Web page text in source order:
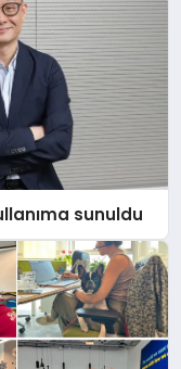
sunuldu